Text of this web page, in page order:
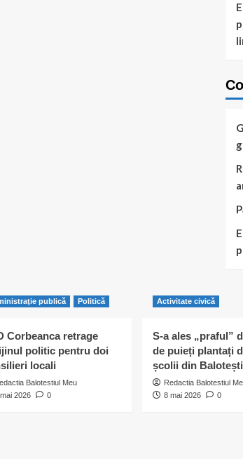
publică Politică
Corbeanca retrage
politic pentru doi
locali
Balotestiul Meu
2026
0
Activitate civică
S-a ales „praful”
de puieți plantați
școlii din Balotești
Redactia Balotestiul
8 mai 2026
0